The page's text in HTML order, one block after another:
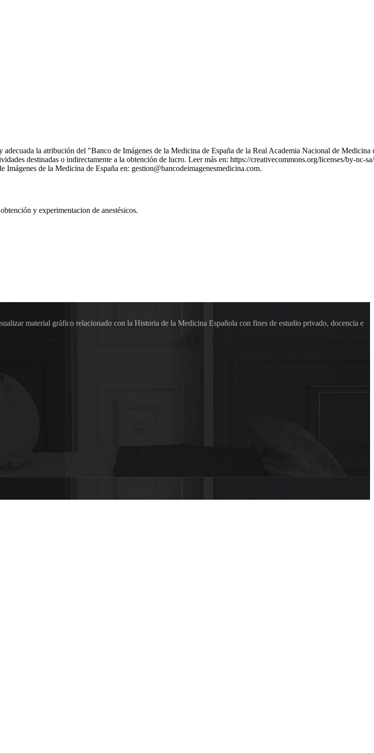
la atribución del "Banco de Imágenes de la Medicina de España de la Real Academia Nacional de Medicina
destinadas o indirectamente a la obtención de lucro. Leer más en: https://creativecommons.org/licenses/by-nc-
de la Medicina de España en: gestion@bancodeimagenesmedicina.com.
y experimentacion de anestésicos.
material gráfico relacionado con la Historia de la Medicina Española con fines de estudio privado, docencia e